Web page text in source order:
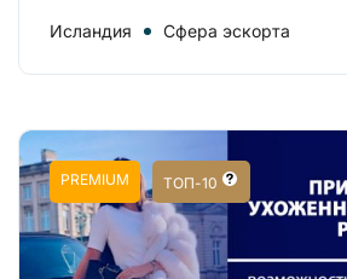
Исландия Сфера эскорта
PREMIUM ТОП-10